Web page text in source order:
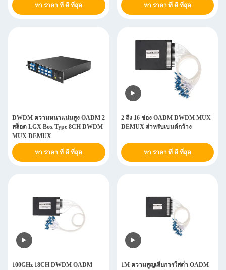
หา ราคา ที่ ดี ที่สุด หา ราคา ที่ ดี ที่สุด
DWDM ความหนาแน่นสูง OADM 2
สล็อต LGX Box Type 8CH DWDM
MUX DEMUX
หา ราคา ที่ ดี ที่สุด
2 ถึง 16 ช่อง OADM DWDM MUX
DEMUX สําหรับเบนด์กว้าง
หา ราคา ที่ ดี ที่สุด
100GHz 18CH DWDM OADM
1M ความสูญเสียการใส่ต่ํา OADM